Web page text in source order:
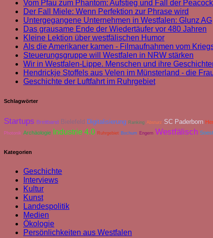
Vom Pfau zum Phantom: Aufstieg und Fall der
Der Fall Miele: Wenn Perfektion zur Phrase wird
Untergegangene Unternehmen in Westfalen: Glunz AG
Das grausame Ende der Wiedertäufer vor 480 Jahren
Kleine Lektion über westfälischen Humor
Als die Amerikaner kamen - Filmaufnahmen vom
Steuerungsgruppe will Westfalen in NRW stärken
Wir in Westfalen-Lippe. Menschen und ihre
Hendrickje Stoffels aus Velen im Münsterland - die
Geschichte der Luftfahrt im Ruhrgebiet
Schlagwörter
Startups Breitband Bielefeld Digitalisierung Ranking Absturz SC Paderborn
Photonik Archäologie Industrie 4.0 Ruhrgebiet Bochum Engern Westfälisch Soest
Kategorien
Geschichte
Interviews
Kultur
Kunst
Landespolitik
Medien
Ökologie
Persönlichkeiten aus Westfalen